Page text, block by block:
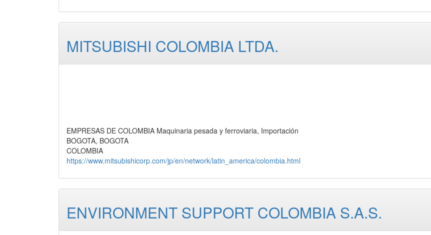
MITSUBISHI COLOMBIA LTDA.
EMPRESAS DE COLOMBIA Maquinaria pesada y ferroviaria, Importación
BOGOTA, BOGOTA
COLOMBIA
https://www.mitsubishicorp.com/jp/en/network/latin_america/colombia.html
ENVIRONMENT SUPPORT COLOMBIA S.A.S.